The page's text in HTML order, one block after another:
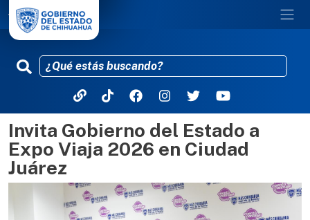
Pasar al contenido principal
Invita Gobierno del Estado a
Expo Viaja 2026 en Ciudad
Juárez